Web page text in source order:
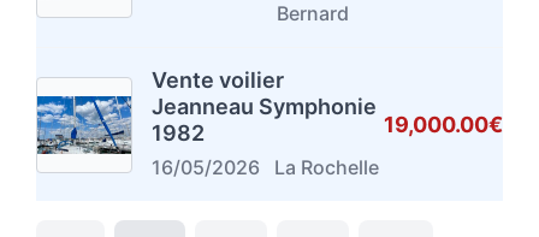
Bernard
Vente voilier
Jeanneau Symphonie
1982
16/05/2026 La Rochelle
19,000.00€